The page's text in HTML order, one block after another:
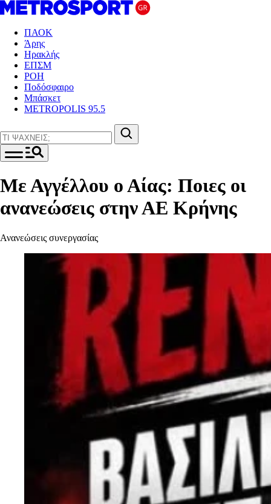
ΠΑΟΚ
Άρης
Ηρακλής
ΕΠΣΜ
ΡΟΗ
Ποδόσφαιρο
Μπάσκετ
METROPOLIS 95.5
Με Αγγέλλου ο Αίας: Ποιες οι
ανανεώσεις στην ΑΕ Κρήνης
Ανανεώσεις συνεργασίας